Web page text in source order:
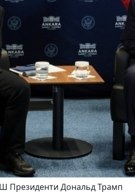
Президенти Дональд Трамп